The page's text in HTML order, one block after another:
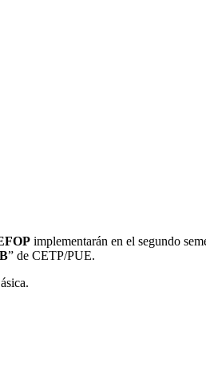
implementarán en el segundo
” de CETP/PUE.